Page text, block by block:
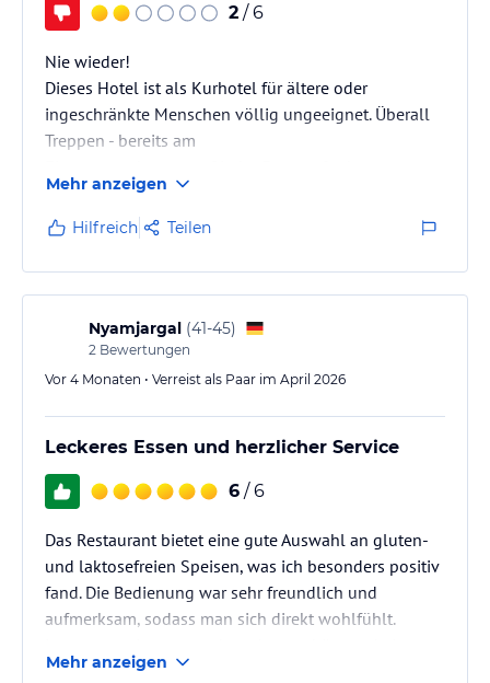
2 / 6
Nie wieder!
Dieses Hotel ist als Kurhotel für ältere oder
ingeschränkte Menschen völlig ungeeignet. Überall
Treppen - bereits am
Geländer. Barrierefreiheit? Fehlanzeige.
Für das gebuchte Comfort-Zimmer
musste ich erst kämpfen. Der Höhepunkt war jedoch
die Rezeption: Als ich beim Zimmerwechsel um Hilfe
mit den Koffern bat, wurde ich von einer Mitarbeiterin
unfreundlich und regelrecht angefahren. Wir sollten
die schweren Koffer selbst über die vielen Stufen
schleppen, da…
Mehr anzeigen
Hilfreich Teilen
Nyamjargal (41-45)
2 Bewertungen
Vor 4 Monaten • Verreist als Paar im April 2026
Leckeres Essen und herzlicher Service
6 / 6
Das Restaurant bietet eine gute Auswahl an gluten-
und laktosefreien Speisen, was ich besonders positiv
fand. Die Bedienung war sehr freundlich und
aufmerksam, sodass man sich direkt wohlfühlt.
Besuch, den ich gerne weiterempfehle.
Mehr anzeigen